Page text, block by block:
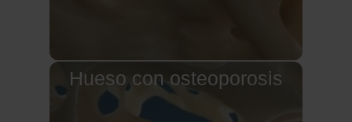
Hueso con osteoporosis